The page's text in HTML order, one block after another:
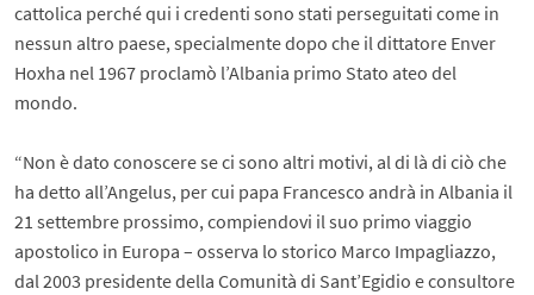
cattolica perché qui i credenti sono stati perseguitati come in
nessun altro paese, specialmente dopo che il dittatore Enver
Hoxha nel 1967 proclamò l’Albania primo Stato ateo del
mondo.
“Non è dato conoscere se ci sono altri motivi, al di là di ciò che
ha detto all’Angelus, per cui papa Francesco andrà in Albania il
21 settembre prossimo, compiendovi il suo primo viaggio
apostolico in Europa – osserva lo storico Marco Impagliazzo,
dal 2003 presidente della Comunità di Sant’Egidio e consultore